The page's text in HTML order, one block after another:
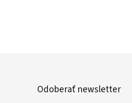
Odoberať newsletter